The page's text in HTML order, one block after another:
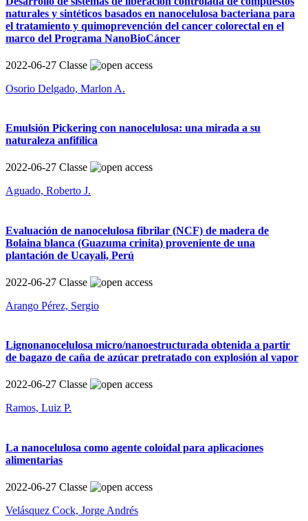
naturales y sintéticos basados en nanocelulosa bacteriana para
el tratamiento y quimoprevención del cancer colorectal en el
marco del Programa NanoBioCáncer
2022-06-27 Classe
Osorio Delgado, Marlon A.
Emulsión Pickering con nanocelulosa: una mirada a su
naturaleza anfifílica
2022-06-27 Classe
Aguado, Roberto J.
Evaluación de nanocelulosa fibrilar (NCF) de madera de
Bolaina blanca (Guazuma crinita) proveniente de una
plantación de Ucayali, Perú
2022-06-27 Classe
Arango Pérez, Sergio
Lignonanocelulosa micro/nanoestructurada obtenida a partir
de bagazo de caña de azúcar pretratado con explosión al vapor
2022-06-27 Classe
Ramos, Luiz P.
La nanocelulosa como agente coloidal para aplicaciones
alimentarias
2022-06-27 Classe
Velásquez Cock, Jorge Andrés